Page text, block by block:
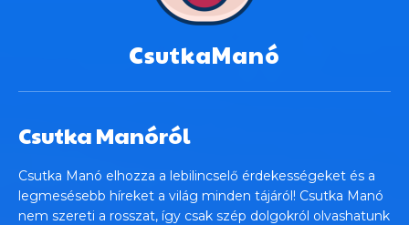
CsutkaManó
Csutka Manóról
Csutka Manó elhozza a lebilincselő érdekességeket és a
legmesésebb híreket a világ minden tájáról! Csutka Manó
nem szereti a rosszat, így csak szép dolgokról olvashatunk